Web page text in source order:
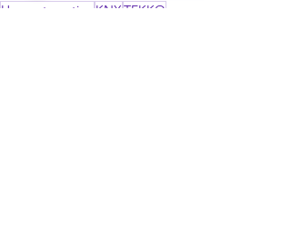
Hausautomation
KNXTEKKO